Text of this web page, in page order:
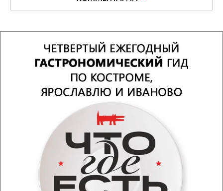
ЖуковаЛВ ,29 июля, 2026
КОММЕНТАРИИ